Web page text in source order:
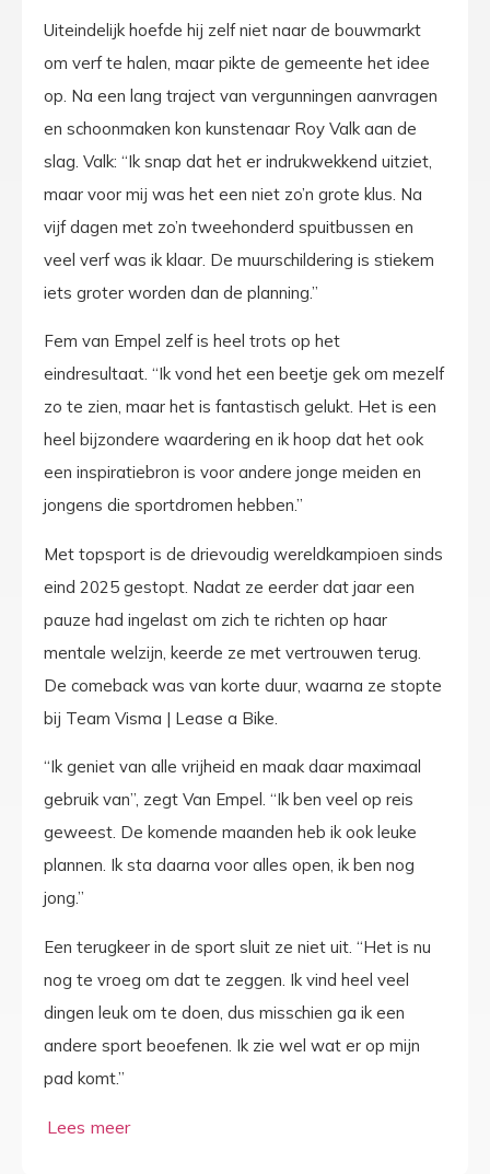
Uiteindelijk hoefde hij zelf niet naar de bouwmarkt
om verf te halen, maar pikte de gemeente het idee
op. Na een lang traject van vergunningen aanvragen
en schoonmaken kon kunstenaar Roy Valk aan de
slag. Valk: “Ik snap dat het er indrukwekkend uitziet,
maar voor mij was het een niet zo’n grote klus. Na
vijf dagen met zo’n tweehonderd spuitbussen en
veel verf was ik klaar. De muurschildering is stiekem
iets groter worden dan de planning.”
Fem van Empel zelf is heel trots op het
eindresultaat. “Ik vond het een beetje gek om mezelf
zo te zien, maar het is fantastisch gelukt. Het is een
heel bijzondere waardering en ik hoop dat het ook
een inspiratiebron is voor andere jonge meiden en
jongens die sportdromen hebben.”
Met topsport is de drievoudig wereldkampioen sinds
eind 2025 gestopt. Nadat ze eerder dat jaar een
pauze had ingelast om zich te richten op haar
mentale welzijn, keerde ze met vertrouwen terug.
De comeback was van korte duur, waarna ze stopte
bij Team Visma | Lease a Bike.
“Ik geniet van alle vrijheid en maak daar maximaal
gebruik van”, zegt Van Empel. “Ik ben veel op reis
geweest. De komende maanden heb ik ook leuke
plannen. Ik sta daarna voor alles open, ik ben nog
jong.”
Een terugkeer in de sport sluit ze niet uit. “Het is nu
nog te vroeg om dat te zeggen. Ik vind heel veel
dingen leuk om te doen, dus misschien ga ik een
andere sport beoefenen. Ik zie wel wat er op mijn
pad komt.”